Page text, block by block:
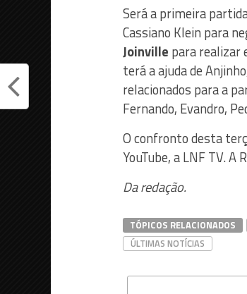
Será a primeira
Cassiano Klein para
Joinville para realizar
terá a ajuda de
relacionados para a
Fernando, Evandro,
O confronto desta
YouTube, a LNF TV.
Da redação.
TÓPICOS RELACIONADOS
ÚLTIMAS NOTÍCIAS